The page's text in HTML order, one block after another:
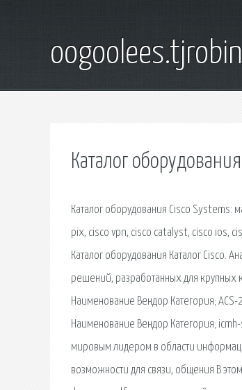
Каталог
Каталог оборудования Cisco Systems:
pix, cisco vpn, cisco catalyst, cisco ios,
Каталог оборудования Каталог Cisco.
решений, разработанных для крупных
Наименование Вендор Категория;
Наименование Вендор Категория;
мировым лидером в области
возможности для связи, общения В